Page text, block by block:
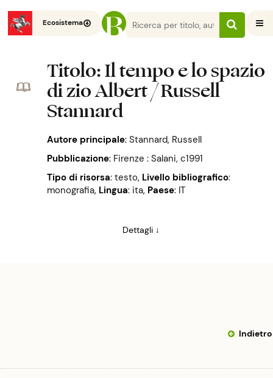
Ecosistema
Titolo: Il tempo e lo spazio
di zio Albert / Russell
Stannard
Autore principale:Stannard, Russell
Pubblicazione: Firenze : Salani, c1991
Tipo di risorsa: testo, Livello bibliografico:
monografia, Lingua: ita, Paese: IT
Dettagli ↓
Indietro